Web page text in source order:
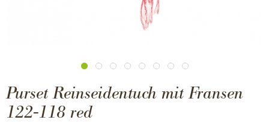
Purset Reinseidentuch mit Fransen
122-118 red